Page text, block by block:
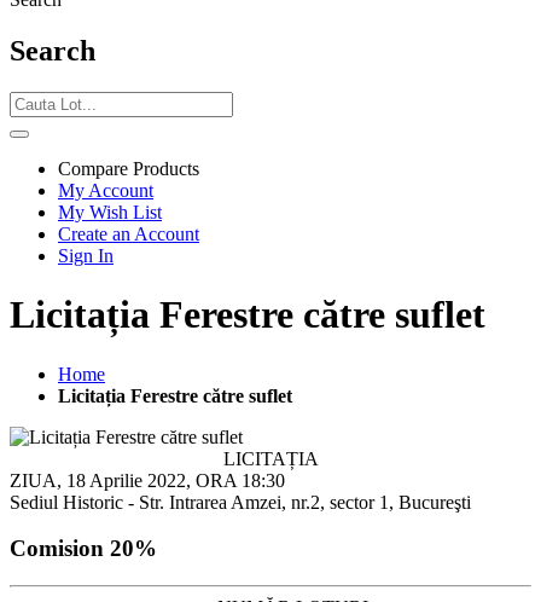
Search
Compare Products
My Account
My Wish List
Create an Account
Sign In
Licitația Ferestre către suflet
Home
Licitația Ferestre către suflet
LICITAȚIA
ZIUA, 18 Aprilie 2022, ORA 18:30
Sediul Historic - Str. Intrarea Amzei, nr.2, sector 1, Bucureşti
Comision 20%